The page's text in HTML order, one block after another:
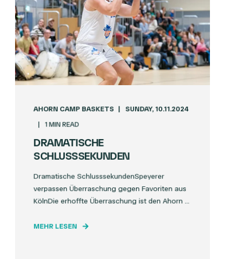
AHORN CAMP BASKETS SUNDAY, 10.11.2024
1 MIN READ
DRAMATISCHE
SCHLUSSSEKUNDEN
Dramatische SchlusssekundenSpeyerer
verpassen Überraschung gegen Favoriten aus
KölnDie erhoffte Überraschung ist den Ahorn ...
MEHR LESEN